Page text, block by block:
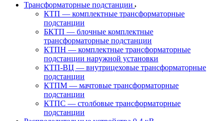
Трансформаторные подстанции
КТП — комплектные трансформаторные
подстанции
БКТП — блочные комплектные
трансформаторные подстанции
КТПН — комплектные трансформаторные
подстанции наружной установки
КТП-ВЦ — внутрицеховые трансформаторные
подстанции
КТПМ — мачтовые трансформаторные
подстанции
КТПС — столбовые трансформаторные
подстанции